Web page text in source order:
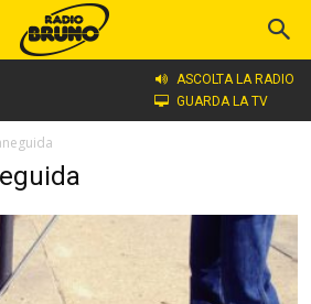
ASCOLTA LA RADIO
GUARDA LA TV